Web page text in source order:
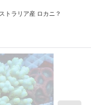
トラリア産 ロカニ？